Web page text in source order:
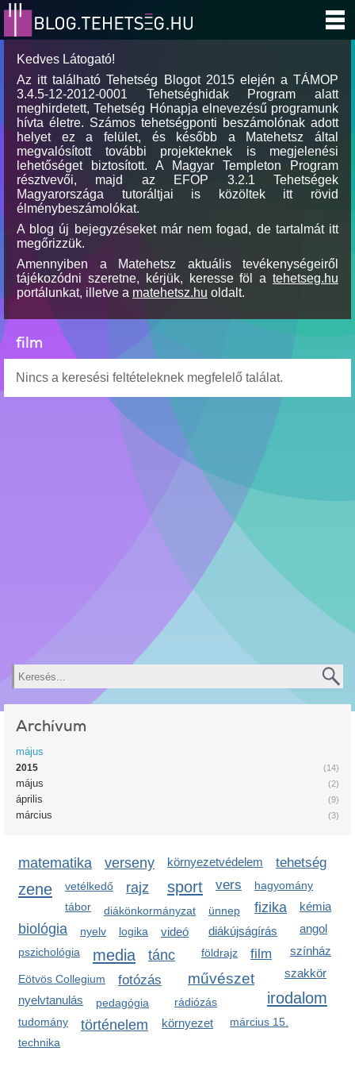
Kedves Látogató!
Az itt található Tehetség Blogot 2015 elején a TÁMOP
3.4.5-12-2012-0001 Tehetséghidak Program alatt
meghirdetett, Tehetség Hónapja elnevezésű programunk
hívta életre. Számos tehetségponti beszámolónak adott
helyet ez a felület, és később a Matehetsz által
megvalósított további projekteknek is megjelenési
lehetőséget biztosított. A Magyar Templeton Program
résztvevői, majd az EFOP 3.2.1 Tehetségek
Magyarországa tutoráltjai is közöltek itt rövid
élménybeszámolókat.
A blog új bejegyzéseket már nem fogad, de tartalmát itt
megőrizzük.
Amennyiben a Matehetsz aktuális tevékenységeiről
tájékozódni szeretne, kérjük, keresse föl a tehetseg.hu
portálunkat, illetve a matehetsz.hu oldalt.
film
Nincs a keresési feltételeknek megfelelő találat.
Keresés
Archívum
május
(14)
2015
(2)
május
(9)
április
(3)
március
matematika verseny környezetvédelem tehetség
sport vers hagyomány
zene vetélkedő
fizika kémia
rajz
tábor diákönkormányzat
biológia diákújságírás angol
ünnep
nyelv
logika
pszichológia
videó
színház
media földrajz film
tánc
művészet
Eötvös Collegium szakkör
fotózás
irodalom
nyelvtanulás rádiózás
pedagógia
tudomány
március 15.
környezet
történelem
technika